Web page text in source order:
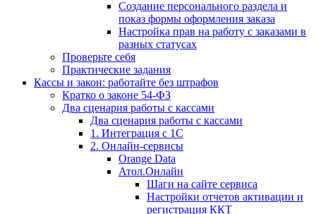
Создание персонального раздела и
показ формы оформления заказа
Настройка прав на работу с заказами в
разных статусах
Проверьте себя
Практические задания
Кассы и закон: работайте без штрафов
Кратко о законе 54-ФЗ
Два сценария работы с кассами
Два сценария работы с кассами
1. Интеграция с 1С
2. Онлайн-сервисы
Orange Data
Атол.Онлайн
Шаги на сайте сервиса
Настройки отчетов активации и
регистрация ККТ